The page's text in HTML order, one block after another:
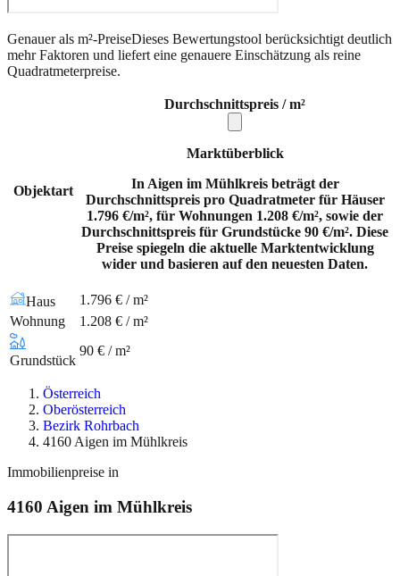
Genauer als m²-PreiseDieses Bewertungstool berücksichtigt deutlich
mehr Faktoren und liefert eine genauere Einschätzung als reine
Quadratmeterpreise.
Objektart
Durchschnittspreis / m²
Marktüberblick
In Aigen im Mühlkreis beträgt der
Durchschnittspreis pro Quadratmeter für Häuser
1.796 €/m², für Wohnungen 1.208 €/m², sowie der
Durchschnittspreis für Grundstücke 90 €/m². Diese
Preise spiegeln die aktuelle Marktentwicklung
wider und basieren auf den neuesten Daten.
Haus
1.796 € / m²
Wohnung
1.208 € / m²
Grundstück
90 € / m²
Österreich
Oberösterreich
Bezirk Rohrbach
4160 Aigen im Mühlkreis
Immobilienpreise in
4160 Aigen im Mühlkreis